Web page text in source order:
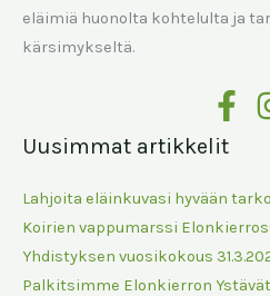
eläimiä huonolta kohtelulta ja
kärsimykseltä.
Uusimmat artikkelit
Lahjoita eläinkuvasi hyvään
Koirien vappumarssi
Yhdistyksen vuosikokous
Palkitsimme Elonkierron